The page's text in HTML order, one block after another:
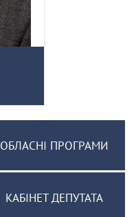
ОБЛАСНІ ПРОГРАМИ
КАБІНЕТ ДЕПУТАТА